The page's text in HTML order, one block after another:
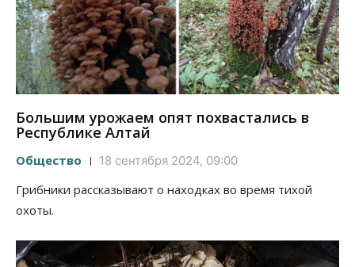
Большим урожаем опят похвастались в
Республике Алтай
Общество 18 сентября 2024, 09:00
Грибники рассказывают о находках во время тихой
охоты.